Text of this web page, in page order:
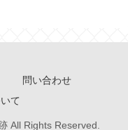
問い合わせ
て
All Rights Reserved.